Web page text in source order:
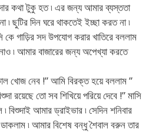
কথা টুকু হত ৷ এর জন্য আমার ব্যস্ততা
৷ ছুটির দিন ঘরে থাকতেই ইচ্ছা করত না ৷
কে গাড়ির সদ উপযোগ করার খাতিরে বললাম
৷ আমার বাজারের জন্য অপেখ্যা করতে
খোজ নেব !” আমি বিরক্ত হয়ে বললাম ”
রয়েছে তো সব শিখিয়ে পরিয়ে দেবে !” মাসি
বিশুদাই আমার ড্রাইভার ৷ সেদিন শনিবার
ডাকলাম ৷ আমার বিশেষ বন্ধু শৈবাল বরুন তার